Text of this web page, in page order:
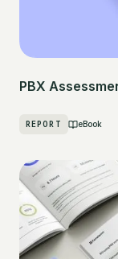
PBX
REPORT eBook